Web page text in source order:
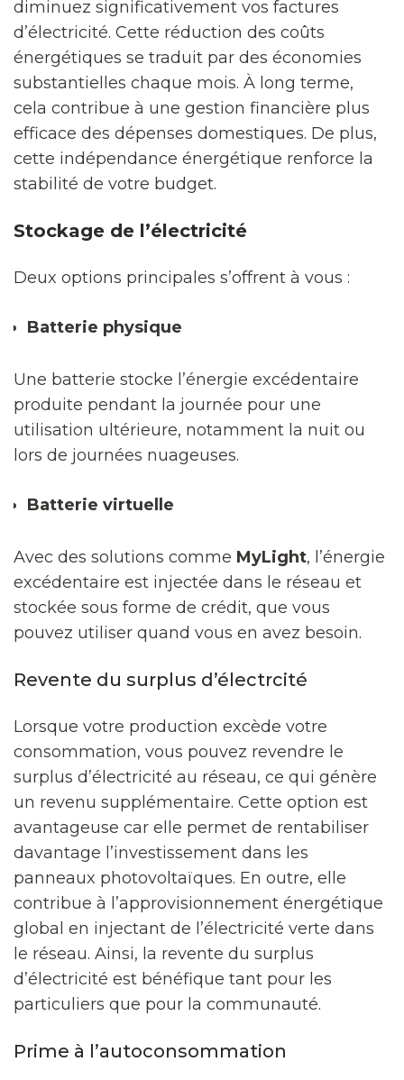
diminuez significativement vos factures
d’électricité. Cette réduction des coûts
énergétiques se traduit par des économies
substantielles chaque mois. À long terme,
cela contribue à une gestion financière plus
efficace des dépenses domestiques. De plus,
cette indépendance énergétique renforce la
stabilité de votre budget.
Stockage de l’électricité
Deux options principales s’offrent à vous :
Batterie physique
Une batterie stocke l’énergie excédentaire
produite pendant la journée pour une
utilisation ultérieure, notamment la nuit ou
lors de journées nuageuses.
Batterie virtuelle
Avec des solutions comme MyLight, l’énergie
excédentaire est injectée dans le réseau et
stockée sous forme de crédit, que vous
pouvez utiliser quand vous en avez besoin.
Revente du surplus d’électrcité
Lorsque votre production excède votre
consommation, vous pouvez revendre le
surplus d’électricité au réseau, ce qui génère
un revenu supplémentaire. Cette option est
avantageuse car elle permet de rentabiliser
davantage l’investissement dans les
panneaux photovoltaïques. En outre, elle
contribue à l’approvisionnement énergétique
global en injectant de l’électricité verte dans
le réseau. Ainsi, la revente du surplus
d’électricité est bénéfique tant pour les
particuliers que pour la communauté.
Prime à l’autoconsommation